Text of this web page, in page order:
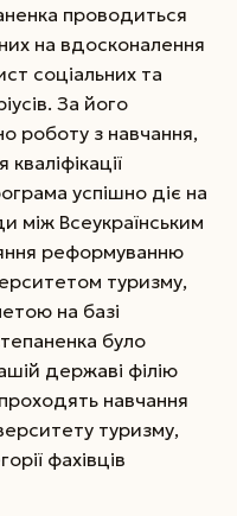
проводиться
на вдосконалення
соціальних та
За його
роботу з навчання,
успішно діє на
між Всеукраїнським
реформуванню
туризму,
на базі
було
державі філію
навчання
туризму,
фахівців